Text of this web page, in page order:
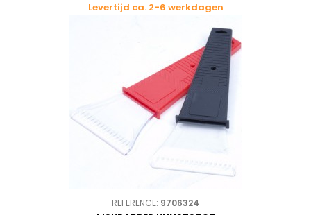
Levertijd ca. 2-6 werkdagen
REFERENCE: 9706324